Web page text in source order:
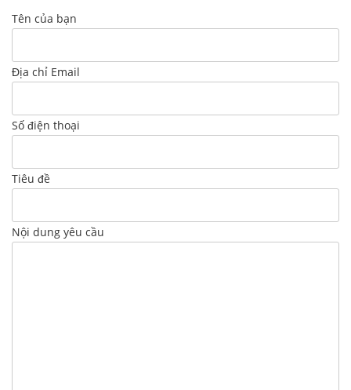
Tên của bạn
Địa chỉ Email
Số điện thoại
Tiêu đề
Nội dung yêu cầu